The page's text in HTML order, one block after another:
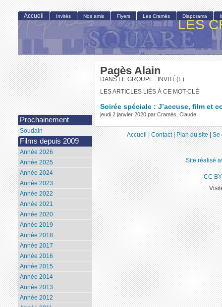
LES
Pagès Alain
DANS LE GROUPE : INVITÉ(E)
LES ARTICLES LIÉS À CE MOT-CLÉ
Soirée spéciale : J’accuse, film et
jeudi 2 janvier 2020 par Cramés, Claude
Accueil Invités Nos amis Flyers Les Cramés Diaporama
Prochainement
Soudain
Films depuis 2009
Année 2026
Année 2025
Année 2024
Année 2023
Année 2022
Année 2021
Année 2020
Année 2019
Année 2018
Année 2017
Année 2016
Année 2015
Année 2014
Année 2013
Année 2012
Accueil|Contact|Plan du site|Se
Site réalisé
CC